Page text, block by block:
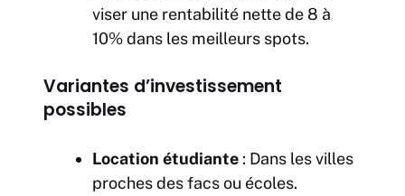
viser une rentabilité nette de 8 à
10% dans les meilleurs spots.
Variantes d’investissement
possibles
Location étudiante : Dans les villes
proches des facs ou écoles.